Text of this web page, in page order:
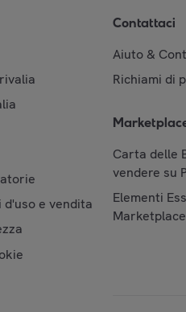
e vendita
Contattaci
Aiuto &
Richiami di
Carta delle
vendere su
Elementi